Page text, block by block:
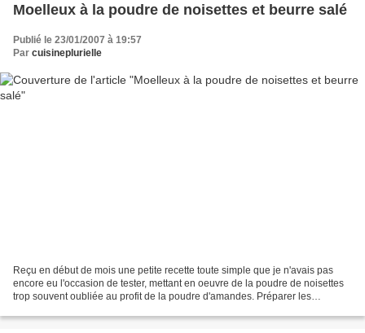
Moelleux à la poudre de noisettes et beurre salé
Publié le 23/01/2007 à 19:57
Par cuisineplurielle
Reçu en début de mois une petite recette toute simple que je n'avais pas
encore eu l'occasion de tester, mettant en oeuvre de la poudre de noisettes
trop souvent oubliée au profit de la poudre d'amandes. Préparer les